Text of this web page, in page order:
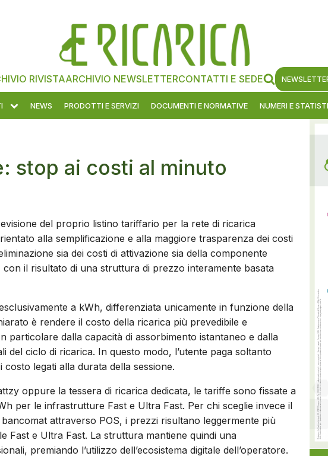
RIVISTAARCHIVIO NEWSLETTERCONTATTI E SEDE
NEWS PRODOTTI E SERVIZI DOCUMENTI E NORMATIVE NUMERI E
stop ai costi al minuto
del proprio listino tariffario per la rete di ricarica
alla semplificazione e alla maggiore trasparenza dei costi
sia dei costi di attivazione sia della componente
il risultato di una struttura di prezzo interamente basata
a kWh, differenziata unicamente in funzione della
è rendere il costo della ricarica più prevedibile e
particolare dalla capacità di assorbimento istantaneo e dalla
del ciclo di ricarica. In questo modo, l’utente paga soltanto
legati alla durata della sessione.
oppure la tessera di ricarica dedicata, le tariffe sono fissate a
per le infrastrutture Fast e Ultra Fast. Per chi sceglie invece il
attraverso POS, i prezzi risultano leggermente più
Fast e Ultra Fast. La struttura mantiene quindi una
premiando l’utilizzo dell’ecosistema digitale dell’operatore.